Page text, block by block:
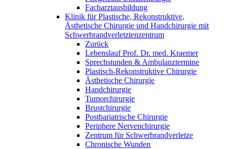
Facharztausbildung
Klinik für Plastische, Rekonstruktive,
Ästhetische Chirurgie und Handchirurgie mit
Schwerbrandverletztenzentrum
Zurück
Lebenslauf Prof. Dr. med. Kraemer
Sprechstunden & Ambulanztermine
Plastisch-Rekonstruktive Chirurgie
Ästhetische Chirurgie
Handchirurgie
Tumorchirurgie
Brustchirurgie
Postbariatrische Chirurgie
Periphere Nervenchirurgie
Zentrum für Schwerbrandverletze
Chronische Wunden